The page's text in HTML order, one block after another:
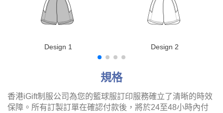
Design 1 Design 2
規格
香港iGift制服公司為您的籃球服訂印服務確立了清晰的時效
保障。所有訂製訂單在確認付款後，將於24至48小時內付